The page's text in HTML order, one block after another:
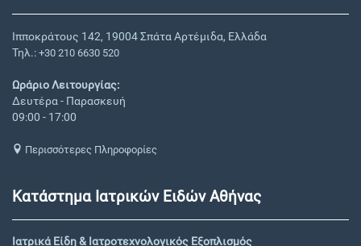
Ιπποκράτους 142, 19004 Σπάτα Αρτέμιδα, Ελλάδα
Τηλ.: +30 210 6630 520
Ωράριο Λειτουργίας:
Δευτέρα - Παρασκευή
09:00 - 17:00
Περισσότερες Πληροφορίες
Κατάστημα Ιατρικών Ειδών Αθήνας
Ιατρικά Είδη & Ιατροτεχνολογικός Εξοπλισμός